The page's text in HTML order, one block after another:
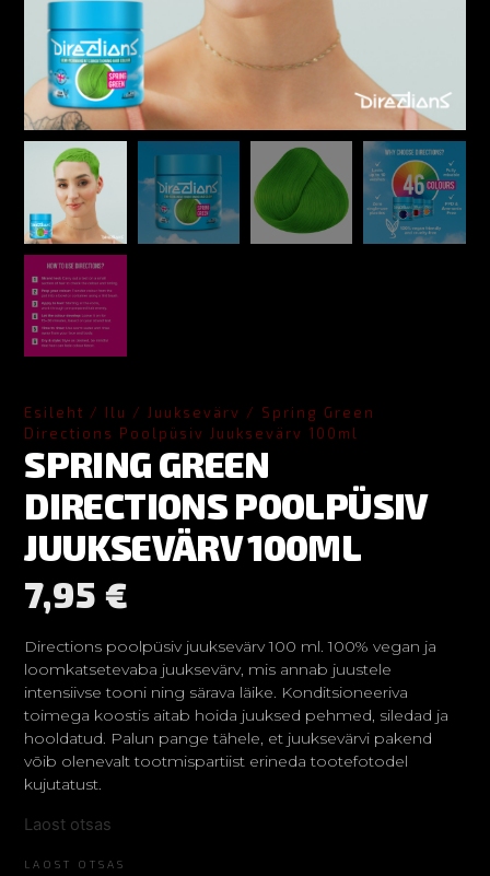
Esileht / Ilu / Juuksevärv / Spring Green
Directions Poolpüsiv Juuksevärv 100ml
SPRING GREEN
DIRECTIONS POOLPÜSIV
JUUKSEVÄRV 100ML
7,95€
Directions poolpüsiv juuksevärv 100 ml. 100% vegan ja
loomkatsetevaba juuksevärv, mis annab juustele
intensiivse tooni ning särava läike. Konditsioneeriva
toimega koostis aitab hoida juuksed pehmed, siledad ja
hooldatud. Palun pange tähele, et juuksevärvi pakend
võib olenevalt tootmispartiist erineda tootefotodel
kujutatust.
Laost otsas
LAOST OTSAS